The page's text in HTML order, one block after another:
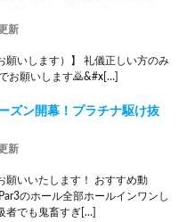
新
願いします）】 礼儀正しい方のみ
お願いします🙇‍&#x[…]
ズン開幕！プラチナ駆け抜
新
願いいたします！ おすすめ動
のホール全部ホールインワンし
者でも鬼畜すぎ[…]